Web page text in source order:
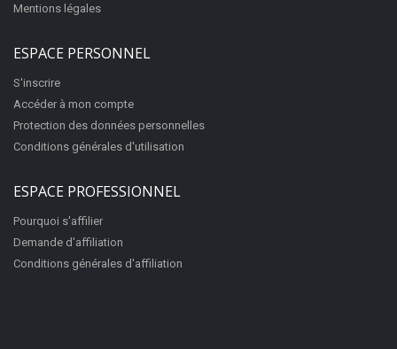
Mentions légales
ESPACE PERSONNEL
S'inscrire
Accéder à mon compte
Protection des données personnelles
Conditions générales d'utilisation
ESPACE PROFESSIONNEL
Pourquoi s'affilier
Demande d'affiliation
Conditions générales d'affiliation